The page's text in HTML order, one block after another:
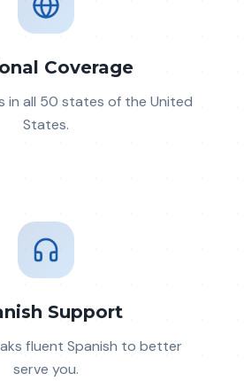
Coverage
in all 50 states of the United
States.
Support
fluent Spanish to better
serve you.